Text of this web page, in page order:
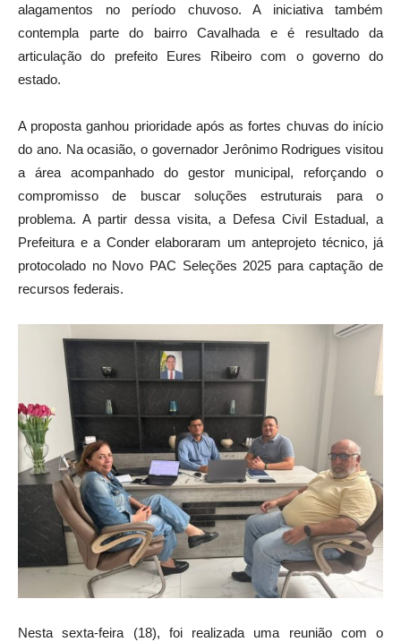
alagamentos no período chuvoso. A iniciativa também
contempla parte do bairro Cavalhada e é resultado da
articulação do prefeito Eures Ribeiro com o governo do
estado.
A proposta ganhou prioridade após as fortes chuvas do início
do ano. Na ocasião, o governador Jerônimo Rodrigues visitou
a área acompanhado do gestor municipal, reforçando o
compromisso de buscar soluções estruturais para o
problema. A partir dessa visita, a Defesa Civil Estadual, a
Prefeitura e a Conder elaboraram um anteprojeto técnico, já
protocolado no Novo PAC Seleções 2025 para captação de
recursos federais.
Nesta sexta-feira (18), foi realizada uma reunião com o